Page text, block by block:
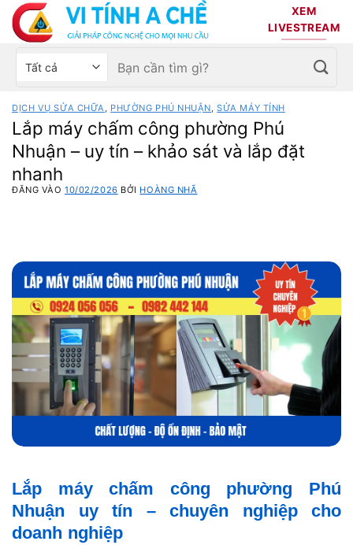
Bỏ
qua
nội
dung
XEM
LIVESTREAM
Chọn
sản
phẩm
Tìm
kiếm:
DỊCH VỤ SỬA CHỮA PHƯỜNG PHÚ NHUẬN ,SỬA MÁY TÍNH
Lắp máy chấm công phường Phú
Nhuận – uy tín – khảo sát và lắp đặt
nhanh
ĐĂNG VÀO10/02/2026 BỞI HOÀNG NHÃ
Lắp máy chấm công phường Phú
Nhuận uy tín – chuyên nghiệp cho
doanh nghiệp